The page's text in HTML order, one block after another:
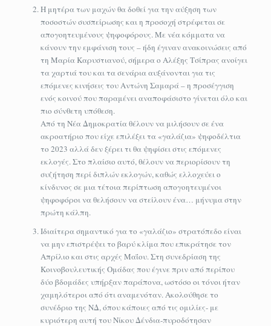
Η μητέρα των μαχών θα δοθεί για την αύξηση των
ποσοστών συσπείρωσης και η προσοχή στρέφεται σε
απογοητευμένους ψηφοφόρους. Με νέα κόμματα να
κάνουν την εμφάνιση τους – ήδη έγιναν ανακοινώσεις από
τη Μαρία Καρυστιανού, σήμερα ο Αλέξης Τσίπρας ανοίγει
τα χαρτιά του και τα σενάρια αυξάνονται για τις
επόμενες κινήσεις του Αντώνη Σαμαρά – η προσέγγιση
ενός κοινού που παραμένει αναποφάσιστο γίνεται όλο και
πιο σύνθετη υπόθεση.
Από τη Νέα Δημοκρατία θέλουν να μιλήσουν σε ένα
ακροατήριο που είχε επιλέξει τα «γαλάζια» ψηφοδέλτια
το 2023 αλλά δεν ξέρει τι θα ψηφίσει στις επόμενες
εκλογές. Στο πλαίσιο αυτό, θέλουν να περιορίσουν τη
συζήτηση περί διπλών εκλογών, καθώς ελλοχεύει ο
κίνδυνος σε μια τέτοια περίπτωση απογοητευμένοι
ψηφοφόροι να θελήσουν να στείλουν ένα… μήνυμα στην
πρώτη κάλπη.
Ιδιαίτερα σημαντικό για το «γαλάζιο» στρατόπεδο είναι
να μην επιστρέψει το βαρύ κλίμα που επικράτησε τον
Απρίλιο και στις αρχές Μαΐου. Στη συνεδρίαση της
Κοινοβουλευτικής Ομάδας που έγινε πριν από περίπου
δύο βδομάδες υπήρξαν παράπονα, ωστόσο οι τόνοι ήταν
χαμηλότεροι από ότι αναμενόταν. Ακολούθησε το
συνέδριο της ΝΔ, όπου κάποιες από τις ομιλίες- με
κυριότερη αυτή του Νίκου Δένδια-πυροδότησαν